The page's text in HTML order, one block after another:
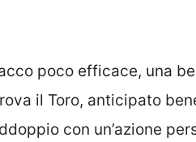
poco efficace, una
il Toro, anticipato
con un’azione